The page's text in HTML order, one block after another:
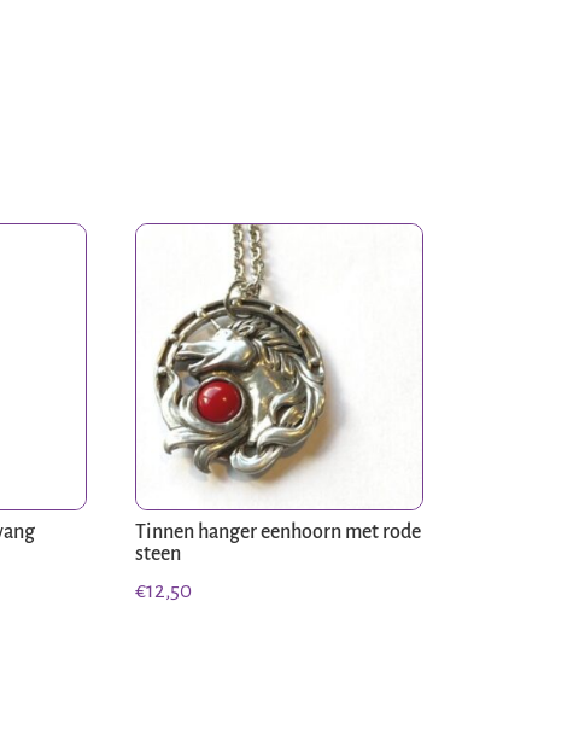
Tinnen hanger eenhoorn met rode
steen
€12,50